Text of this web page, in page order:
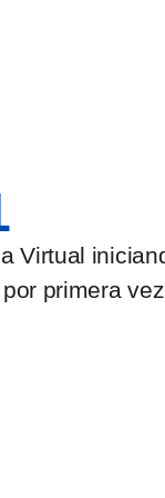
Virtual
primera